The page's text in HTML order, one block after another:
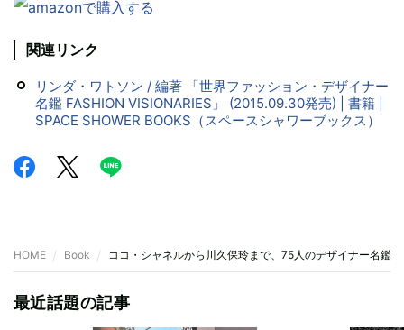
関連リンク
リンダ・ワトソン / 編著 「世界ファッション・デザイナー
名鑑 FASHION VISIONARIES」 (2015.09.30発売) | 書籍 |
SPACE SHOWER BOOKS（スペースシャワーブックス）
HOME Book ココ・シャネルから川久保玲まで、75人のデザイナー名鑑
最近話題の記事